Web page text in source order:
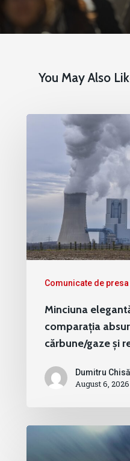
You May Also
Comunicate de presa
Minciuna
comparația
cărbune/gaze și
Dumitru
August 6, 2026